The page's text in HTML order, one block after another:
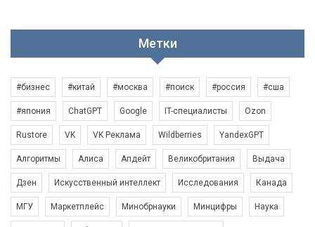
Метки
#бизнес #китай #москва #поиск #россия #сша
#япония ChatGPT Google IT-специалисты Ozon
Rustore VK VK Реклама Wildberries YandexGPT
Алгоритмы Алиса Апдейт Великобритания Выдача
Дзен Искусственный интеллект Исследования Канада
МГУ Маркетплейс Минобрнауки Минцифры Наука